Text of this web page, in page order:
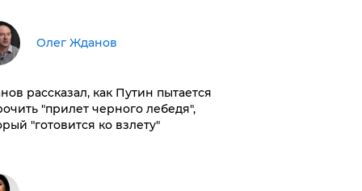
Олег Жданов
рассказал, как Путин пытается
"прилет черного лебедя",
"готовится ко взлету"